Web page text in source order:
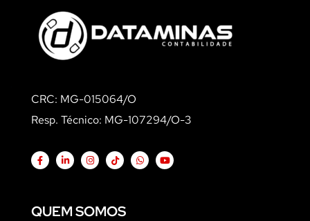
CRC: MG-015064/O
Resp. Técnico: MG-107294/O-3
QUEM SOMOS